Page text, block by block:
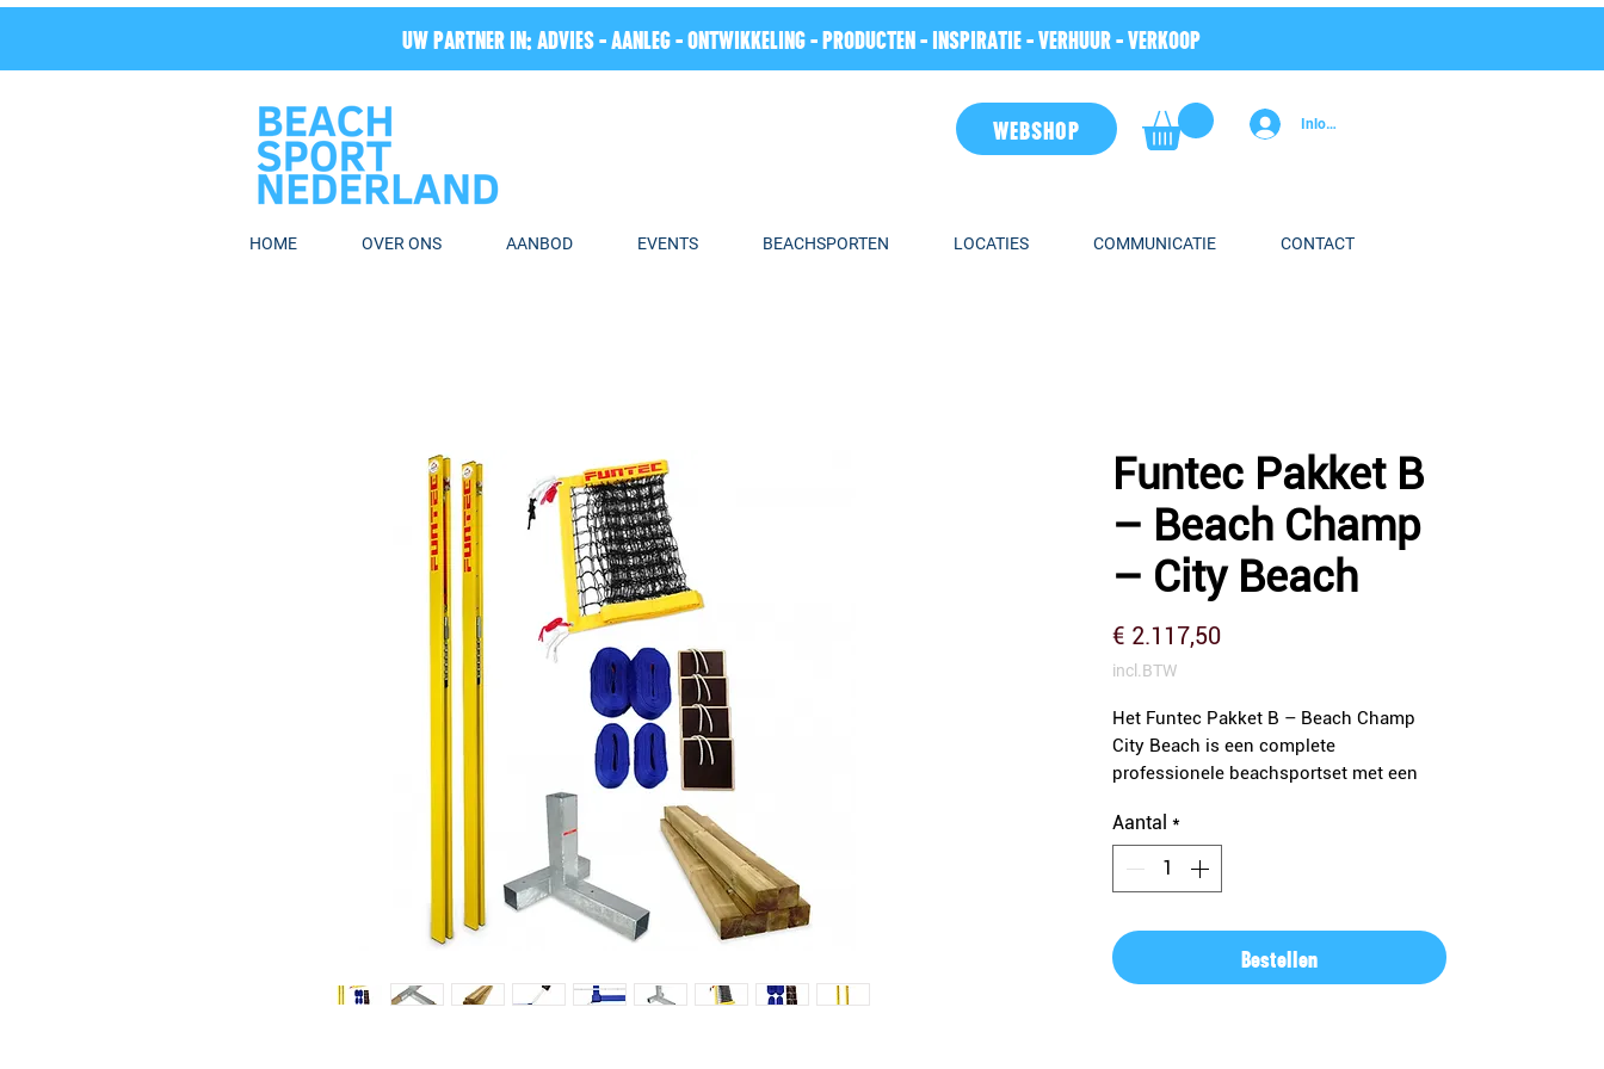
UW PARTNER IN: ADVIES - AANLEG - ONTWIKKELING - PRODUCTEN - INSPIRATIE - VERHUUR - VERKOOP
WEBSHOP Inloggen
HOME OVER ONS AANBOD EVENTS BEACHSPORTEN LOCATIES COMMUNICATIE CONTACT
Funtec Pakket B
– Beach Champ
– City Beach
€ 2.117,50Prijs
incl.BTW
Het Funtec Pakket B – Beach Champ
City Beach is een complete
professionele beachsportset met een
de stevige T-balk voet is dit systeem
uitermate geschikt voor city beaches,
tijdelijke beachlocaties en
stabiliteit en flexibiliteit hand in hand
moeten gaan.
Aantal *
Bestellen